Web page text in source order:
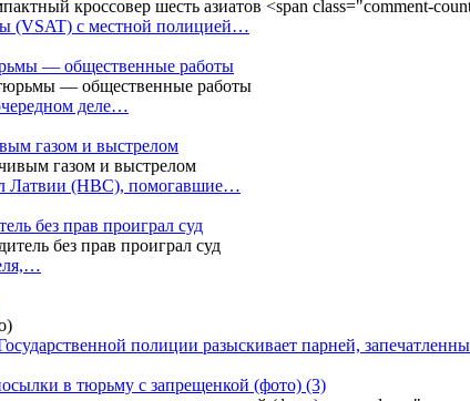
(VSAT) с местной полицией…
— общественные работы
деле…
газом и выстрелом
Латвии (НВС), помогавшие…
без прав проиграл суд
полиции разыскивает парней,
в тюрьму с запрещенкой (фото) (3)